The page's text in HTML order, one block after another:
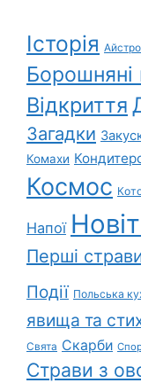
Історія
Борошняні
Відкриття
Загадки
Комахи
Космос
Напої
Перші
Події Польська
явища та
Свята Скарби
Страви з